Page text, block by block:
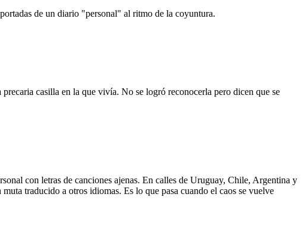
de un diario "personal" al ritmo de la coyuntura.
casilla en la que vivía. No se logró reconocerla pero dicen que se
con letras de canciones ajenas. En calles de Uruguay, Chile, Argentina y
traducido a otros idiomas. Es lo que pasa cuando el caos se vuelve